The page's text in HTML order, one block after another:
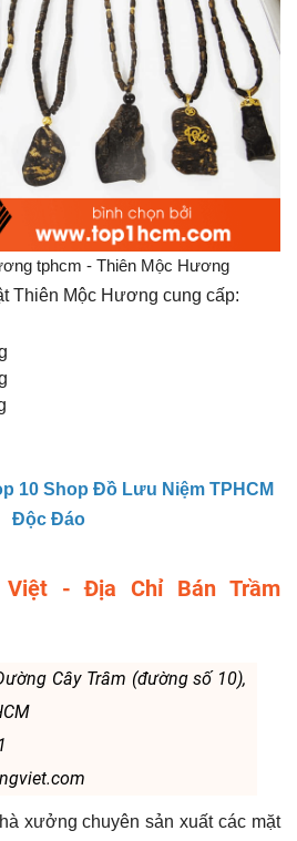
tphcm - Thiên Mộc Hương
Thiên Mộc Hương cung cấp:
10 Shop Đồ Lưu Niệm TPHCM
Độc Đáo
Việt - Địa Chỉ Bán Trầm
Cây Trâm (đường số 10),
xưởng chuyên sản xuất các mặt